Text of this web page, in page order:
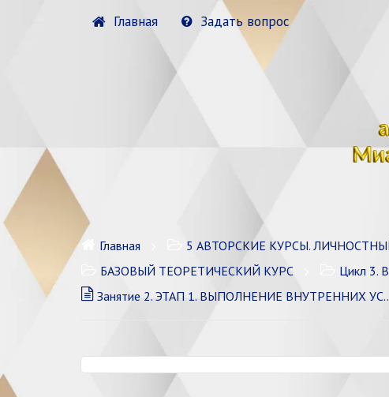
Главная Задать вопрос
Главная 5 АВТОРСКИЕ КУРСЫ.
БАЗОВЫЙ ТЕОРЕТИЧЕСКИЙ КУРС
Цикл 3.
Занятие 2. ЭТАП 1. ВЫПОЛНЕНИЕ ВНУТРЕННИХ УСЛОВИЙ